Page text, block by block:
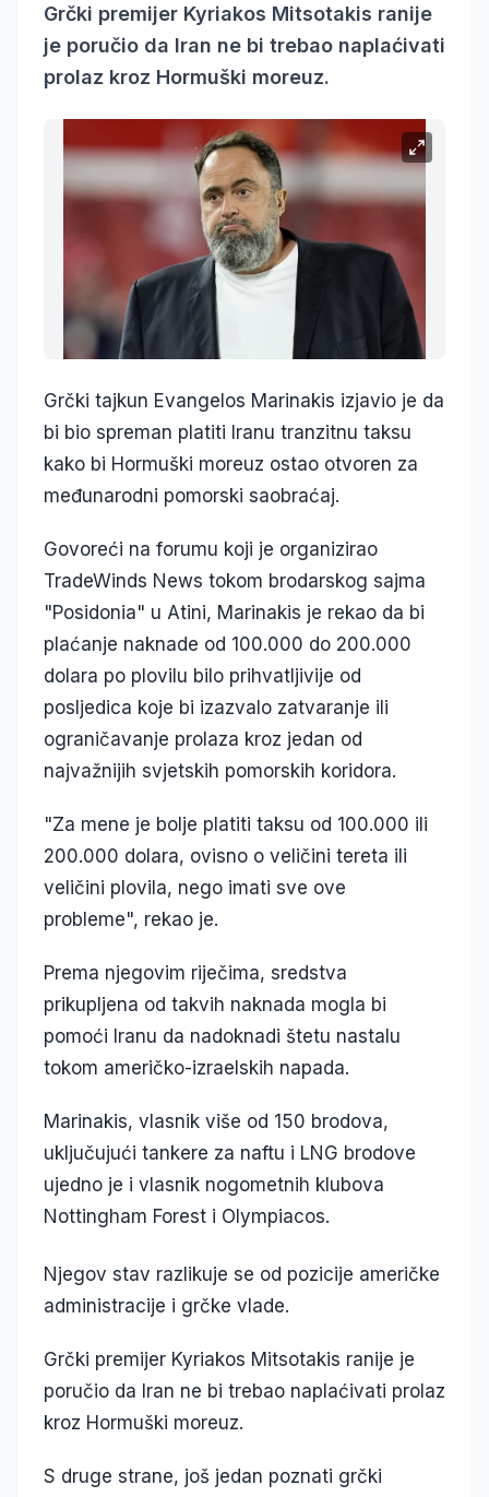
Grčki premijer Kyriakos Mitsotakis ranije
je poručio da Iran ne bi trebao naplaćivati
prolaz kroz Hormuški moreuz.
Grčki tajkun Evangelos Marinakis izjavio je da
bi bio spreman platiti Iranu tranzitnu taksu
kako bi Hormuški moreuz ostao otvoren za
međunarodni pomorski saobraćaj.
Govoreći na forumu koji je organizirao
TradeWinds News tokom brodarskog sajma
"Posidonia" u Atini, Marinakis je rekao da bi
plaćanje naknade od 100.000 do 200.000
dolara po plovilu bilo prihvatljivije od
posljedica koje bi izazvalo zatvaranje ili
ograničavanje prolaza kroz jedan od
najvažnijih svjetskih pomorskih koridora.
"Za mene je bolje platiti taksu od 100.000 ili
200.000 dolara, ovisno o veličini tereta ili
veličini plovila, nego imati sve ove
probleme", rekao je.
Prema njegovim riječima, sredstva
prikupljena od takvih naknada mogla bi
pomoći Iranu da nadoknadi štetu nastalu
tokom američko-izraelskih napada.
Marinakis, vlasnik više od 150 brodova,
uključujući tankere za naftu i LNG brodove
ujedno je i vlasnik nogometnih klubova
Nottingham Forest i Olympiacos.
Njegov stav razlikuje se od pozicije američke
administracije i grčke vlade.
Grčki premijer Kyriakos Mitsotakis ranije je
poručio da Iran ne bi trebao naplaćivati prolaz
kroz Hormuški moreuz.
S druge strane, još jedan poznati grčki